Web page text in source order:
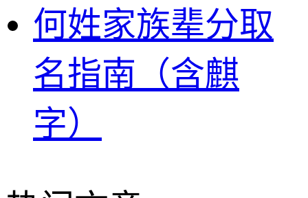
何姓家族辈分取
名指南（含麒
字）